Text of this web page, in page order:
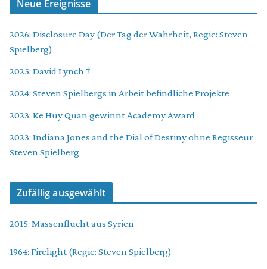
Neue Ereignisse
2026: Disclosure Day (Der Tag der Wahrheit, Regie: Steven
Spielberg)
2025: David Lynch †
2024: Steven Spielbergs in Arbeit befindliche Projekte
2023: Ke Huy Quan gewinnt Academy Award
2023: Indiana Jones and the Dial of Destiny ohne Regisseur
Steven Spielberg
Zufällig ausgewählt
2015: Massenflucht aus Syrien
1964: Firelight (Regie: Steven Spielberg)